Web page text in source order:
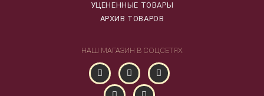
УЦЕНЕННЫЕ ТОВАРЫ
АРХИВ ТОВАРОВ
НАШ МАГАЗИН В СОЦСЕТЯХ